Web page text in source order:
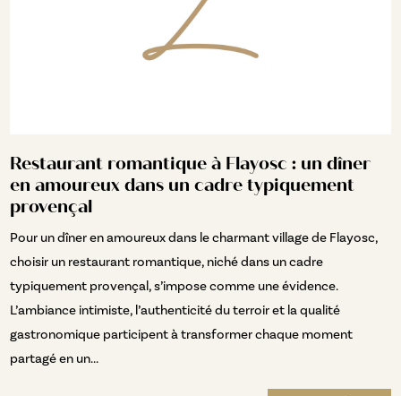
Restaurant romantique à Flayosc : un dîner
en amoureux dans un cadre typiquement
provençal
Pour un dîner en amoureux dans le charmant village de Flayosc,
choisir un restaurant romantique, niché dans un cadre
typiquement provençal, s’impose comme une évidence.
L’ambiance intimiste, l’authenticité du terroir et la qualité
gastronomique participent à transformer chaque moment
partagé en un...